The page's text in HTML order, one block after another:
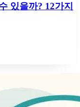
있을까? 12가지